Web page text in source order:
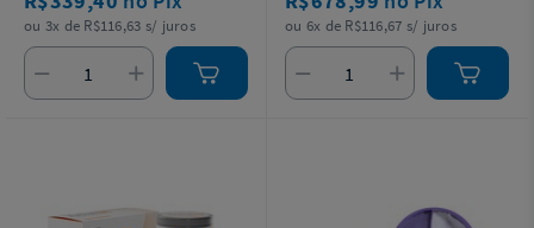
ou 3x de R$116,63 s/ juros
dispensadora universal (padrão 1:1
/ 2:1).
ou 6x de R$116,67 s/ juros